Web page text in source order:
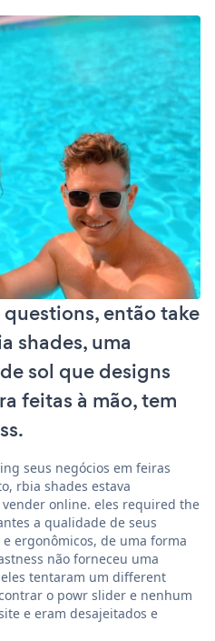
então take
shades, uma
sol que designs
feitas à mão, tem
seus negócios em feiras
rbia shades estava
online. eles required the
a qualidade de seus
ergonômicos, de uma forma
não forneceu uma
tentaram um different
o powr slider e nenhum
e eram desajeitados e